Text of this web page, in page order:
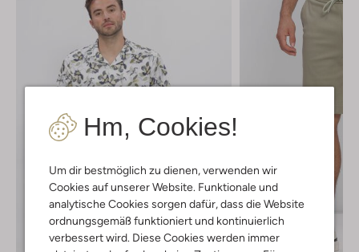
Hm, Cookies!
Um dir bestmöglich zu dienen, verwenden wir
Cookies auf unserer Website. Funktionale und
analytische Cookies sorgen dafür, dass die Website
ordnungsgemäß funktioniert und kontinuierlich
verbessert wird. Diese Cookies werden immer